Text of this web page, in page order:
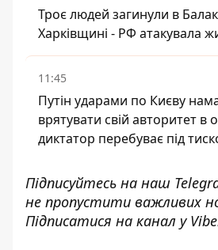
Троє людей загинули в
Харківщині - РФ атакувала
11:45
Путін ударами по Києву
врятувати свій авторитет в
диктатор перебуває під
Підписуйтесь на наш
не пропустити важливих
Підписатися на канал у